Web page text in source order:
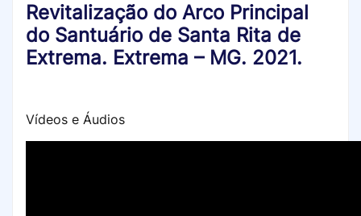
Revitalização do Arco Principal
do Santuário de Santa Rita de
Extrema. Extrema – MG. 2021.
Vídeos e Áudios